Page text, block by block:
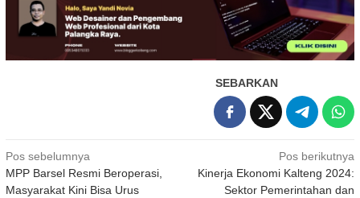
SEBARKAN
Navigasi
pos
Pos sebelumnya
MPP Barsel Resmi Beroperasi,
Masyarakat Kini Bisa Urus
Pos berikutnya
Kinerja Ekonomi Kalteng 2024:
Sektor Pemerintahan dan